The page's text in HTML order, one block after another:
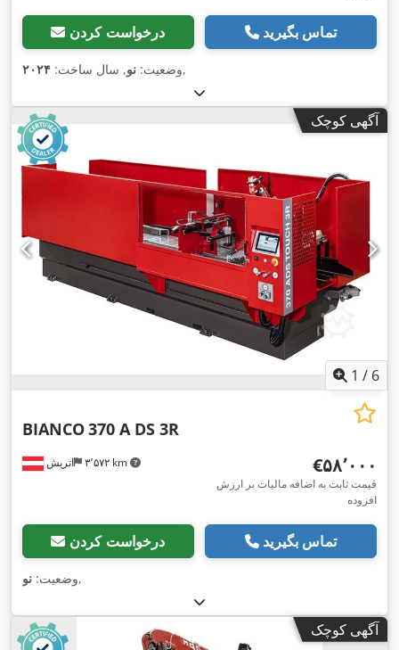
درخواست کردن تماس بگیرید
وضعیت: نو, سال ساخت: ۲۰۲۴ ,
آگهی کوچک
1 / 6
اتریش ۳٬۵۷۲ km
BIANCO370 A DS 3R
‎€۵۸٬۰۰۰
قیمت ثابت به اضافه مالیات بر ارزش
افزوده
درخواست کردن تماس بگیرید
وضعیت: نو ,
آگهی کوچک